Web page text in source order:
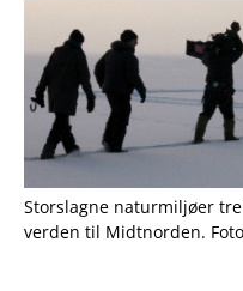
Storslagne naturmiljøer
verden til Midtnorden.